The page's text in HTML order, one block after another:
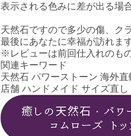
表示される色みに差が出る場
天然石ですので多少の傷、ク
最後にあなたに幸福が訪れま
※レビューは前回仕入れのも
関連キーワード
天然石 パワーストーン 海外
店舗 ハンドメイド サイズ直